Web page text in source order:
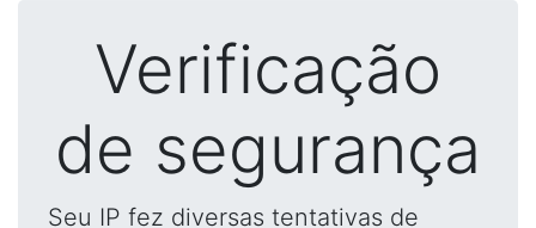
Verificação
de segurança
Seu IP fez diversas tentativas de